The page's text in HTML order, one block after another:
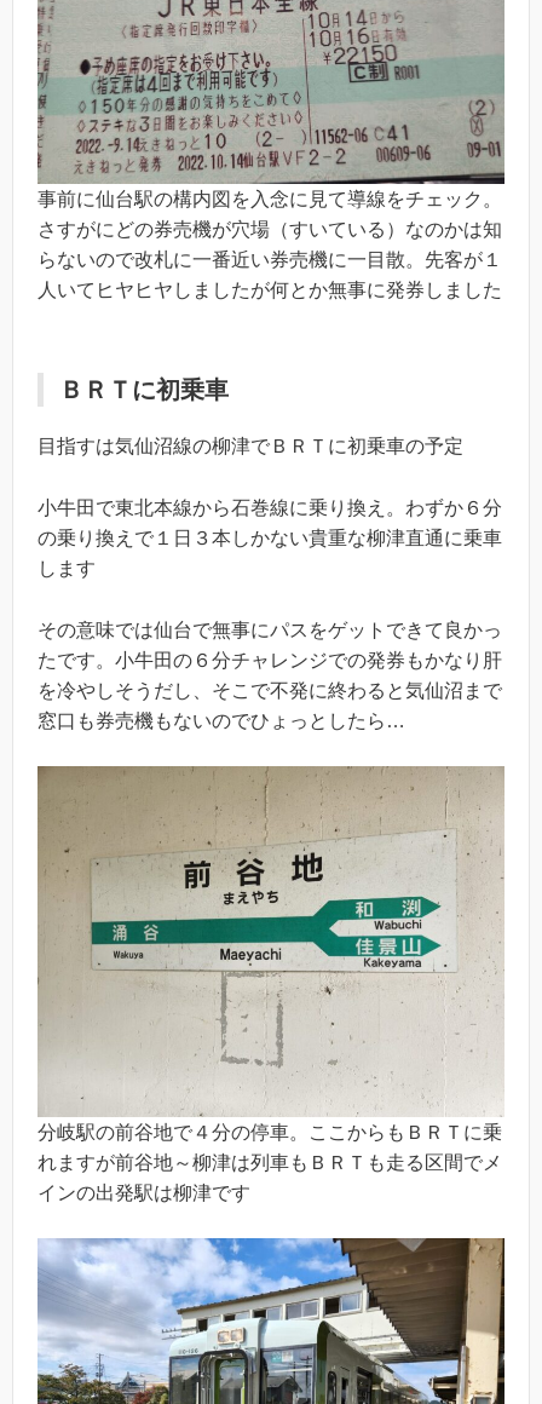
事前に仙台駅の構内図を入念に見て導線をチェック。
さすがにどの券売機が穴場（すいている）なのかは知
らないので改札に一番近い券売機に一目散。先客が１
人いてヒヤヒヤしましたが何とか無事に発券しました
ＢＲＴに初乗車
目指すは気仙沼線の柳津でＢＲＴに初乗車の予定
小牛田で東北本線から石巻線に乗り換え。わずか６分
の乗り換えで１日３本しかない貴重な柳津直通に乗車
します
その意味では仙台で無事にパスをゲットできて良かっ
たです。小牛田の６分チャレンジでの発券もかなり肝
を冷やしそうだし、そこで不発に終わると気仙沼まで
窓口も券売機もないのでひょっとしたら…
分岐駅の前谷地で４分の停車。ここからもＢＲＴに乗
れますが前谷地～柳津は列車もＢＲＴも走る区間でメ
インの出発駅は柳津です